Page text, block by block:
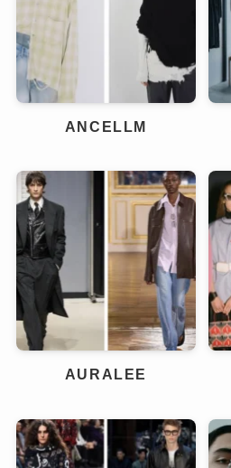
ANCELLM
AURALEE